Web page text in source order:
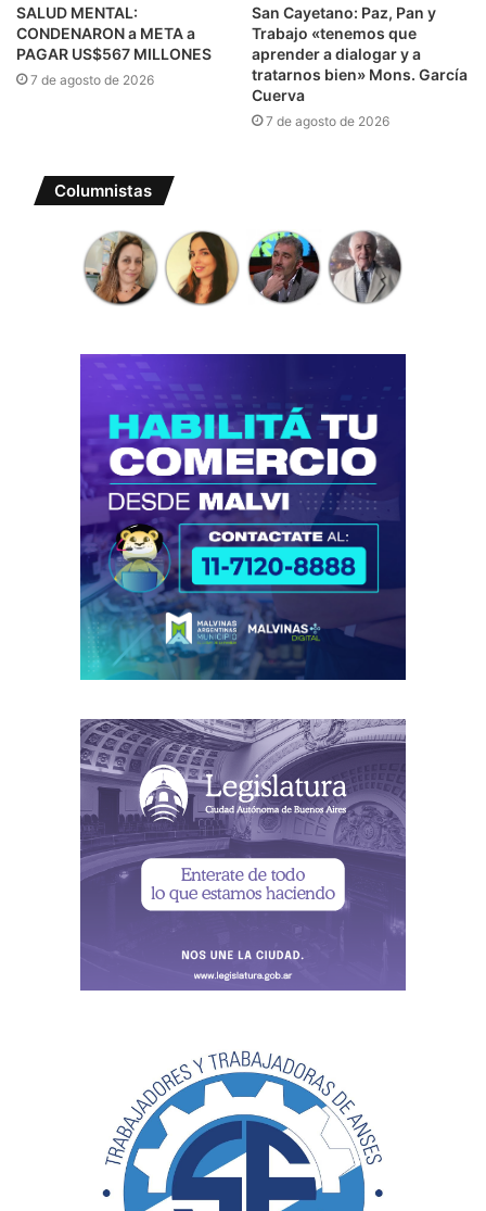
SALUD MENTAL:
CONDENARON a META a
PAGAR US$567 MILLONES
7 de agosto de 2026
San Cayetano: Paz, Pan y
Trabajo «tenemos que
aprender a dialogar y a
tratarnos bien» Mons. García
Cuerva
7 de agosto de 2026
Columnistas